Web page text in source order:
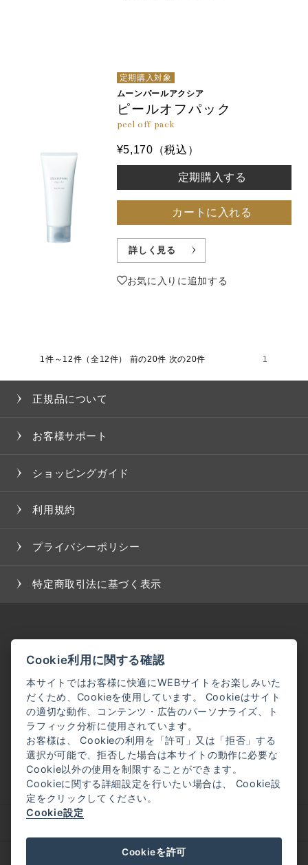
定期購入対象
ムーンパールアクシア
ピールオフパック
peel off pack
¥5,170（税込）
定期購入する
カートに入れる
詳しく見る
お気に入りに追加する
1件～12件（全12件） 前の20件 次の20件 1
正規品について
お客様サポート
ショッピングガイド
利用規約
プライバシーポリシー
特定商取引法に基づく表示
企業理念
Cookie利用に関する確認
本サイトではお客様に快適にWEBサイトをお楽しみいた
だくため、Cookieを使用しています。 Cookieはサイト
の適切な動作、コンテンツ・広告のパーソナライズ、ト
ラフィック分析に使用されています。
お客様は、 Cookieの利用を「許可」又は「拒否」する
選択が可能で、拒否した場合は本サイトの動作に必要な
Cookie以外の使用を制限することができます。
Cookieに関する詳細設定を行いたい場合は、 Cookie設
定をクリックしてください。
Cookie設定
Cookieを許可